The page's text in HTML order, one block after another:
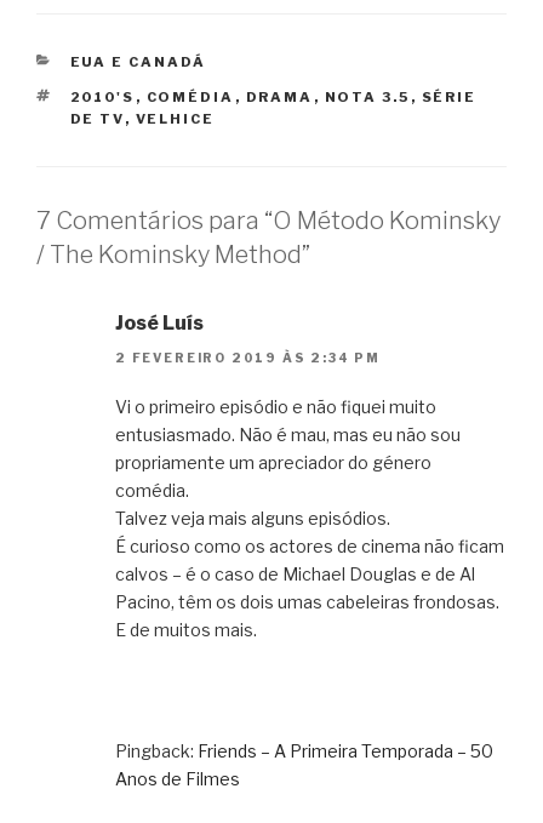
CATEGORIAS
EUA E CANADÁ
TAGS
2010'S , COMÉDIA , DRAMA , NOTA 3.5 , SÉRIE
DE TV , VELHICE
7 Comentários para “O Método Kominsky
/ The Kominsky Method”
José Luís
2 FEVEREIRO 2019 ÀS 2:34 PM
Vi o primeiro episódio e não fiquei muito
entusiasmado. Não é mau, mas eu não sou
propriamente um apreciador do género
comédia.
Talvez veja mais alguns episódios.
É curioso como os actores de cinema não ficam
calvos – é o caso de Michael Douglas e de Al
Pacino, têm os dois umas cabeleiras frondosas.
E de muitos mais.
Pingback: Friends – A Primeira Temporada – 50
Anos de Filmes